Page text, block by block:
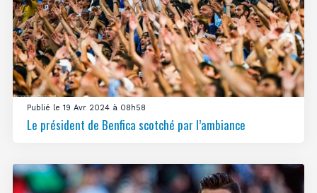
Publié le 19 Avr 2024 à 08h58
Le président de Benfica scotché par l’ambiance